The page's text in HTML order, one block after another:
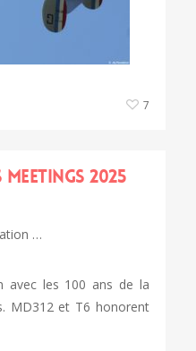
7
2025
…
avec les 100 ans de la
MD312 et T6 honorent